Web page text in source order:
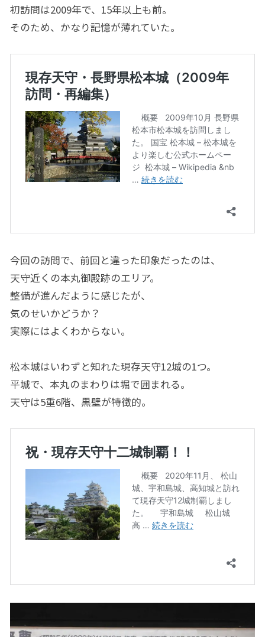
初訪問は2009年で、15年以上も前。
そのため、かなり記憶が薄れていた。
今回の訪問で、前回と違った印象だったのは、
天守近くの本丸御殿跡のエリア。
整備が進んだように感じたが、
気のせいかどうか？
実際にはよくわからない。
松本城はいわずと知れた現存天守12城の1つ。
平城で、本丸のまわりは堀で囲まれる。
天守は5重6階、黒壁が特徴的。